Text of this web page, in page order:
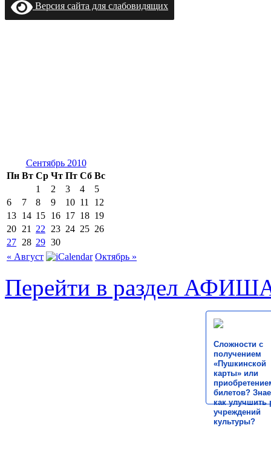
Версия сайта для слабовидящих
Сентябрь 2010
Пн Вт Ср Чт Пт Сб Вс
1
2 3 4
5
6
7 8 9 10 11
12
13 14 15 16 17 18 19
20 21 22 23 24 25 26
27 28 29 30
« Август
Октябрь »
Перейти в раздел
Сложности с
получением
«Пушкинской
карты» или
билетов?
как улучшить
учреждений
культуры?